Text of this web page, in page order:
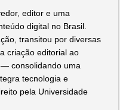
editor e uma
digital no Brasil.
transitou por diversas
criação editorial ao
consolidando uma
tecnologia e
pela Universidade